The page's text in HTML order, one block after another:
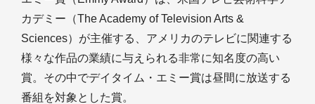
カデミー（The Academy of Television Arts &
Sciences）が主催する、アメリカのテレビに関連する
様々な作品の業績に与えられる非常に知名度の高い
賞。その中でデイタイム・エミー賞は昼間に放送する
番組を対象とした賞。